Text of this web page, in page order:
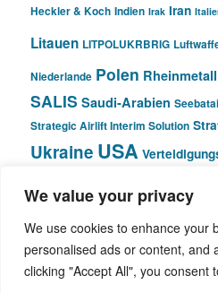
We value your privacy
We use cookies to enhance your
personalised ads or content, and
clicking "Accept All", you consent
Heckler & Koch Indien Irak Iran
Litauen LITPOLUKRBRIG
Niederlande Polen Rheinmetall
SALIS Saudi-Arabien
Strategic Airlift Interim Solution
Ukraine USA
© Pivot Area